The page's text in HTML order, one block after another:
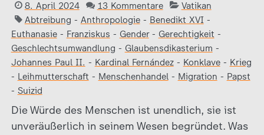
8. April 2024 13 Kommentare
Vatikan
Abtreibung - Anthropologie- Benedikt XVI -
Euthanasie- Franziskus - Gender- Gerechtigkeit -
Geschlechtsumwandlung - Glaubensdikasterium -
Johannes Paul II. - Kardinal Fernández- Konklave- Krieg
- Leihmutterschaft - Menschenhandel- Migration - Papst
- Suizid
Die Würde des Menschen ist unendlich, sie ist
unveräußerlich in seinem Wesen begründet. Was